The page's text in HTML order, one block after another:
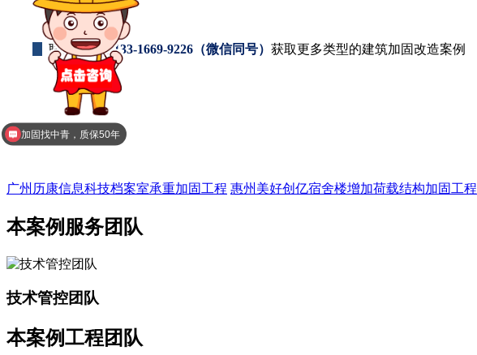
联系冼小姐133-1669-9226（微信同号） 获取更多类型的建筑加固改造案例
​广州历康信息科技档案室承重加固工程 惠州美好创亿宿舍楼增加荷载结构加固工程
本案例服务团队
技术管控团队
本案例工程团队
加固找中青，质保50年